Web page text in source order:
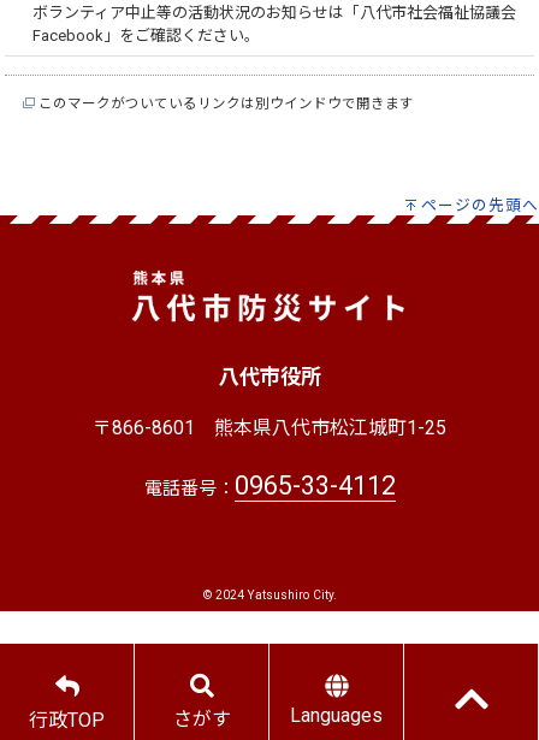
ボランティア中止等の活動状況のお知らせは「八代市社会福祉協議会
Facebook」をご確認ください。
このマークがついているリンクは別ウインドウで開きます
ページの先頭へ
八代市役所
〒866-8601 熊本県八代市松江城町1-25
電話番号： 0965-33-4112
© 2024 Yatsushiro City.
行政TOP さがす Languages